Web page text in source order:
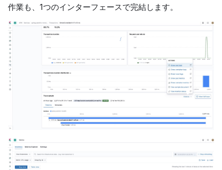
作業も、1つのインターフェースで完結します。